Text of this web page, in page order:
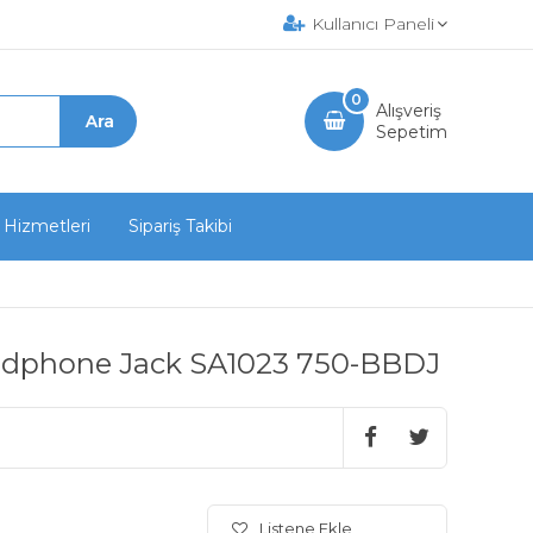
Kullanıcı Paneli
Alışveriş
Sepetim
0
Hizmetleri Sipariş Takibi
Jack SA1023 750-BBDJ
Listene Ekle